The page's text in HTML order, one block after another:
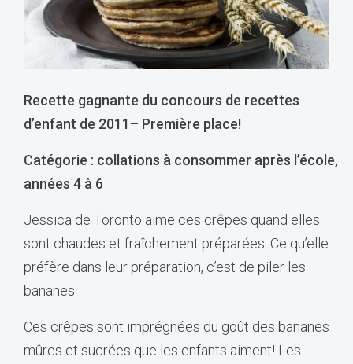
Recette gagnante du concours de recettes
d’enfant de 2011– Première place!
Catégorie : collations à consommer après l’école,
années 4 à 6
Jessica de Toronto aime ces crêpes quand elles
sont chaudes et fraîchement préparées. Ce qu’elle
préfère dans leur préparation, c’est de piler les
bananes.
Ces crêpes sont imprégnées du goût des bananes
mûres et sucrées que les enfants aiment! Les